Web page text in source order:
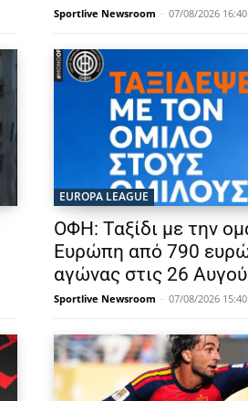
Sportlive Newsroom - 07/08/2026 16:40
EUROPA LEAGUE
ΟΦΗ: Ταξίδι με την
Ευρώπη από 790
αγώνας στις 26
Sportlive Newsroom - 07/08/2026 15:40